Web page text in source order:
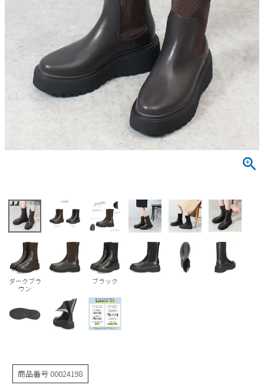
レインシューズ
パンプス
スニーカー
ローファー
カジュアルシューズ
ウェア
Parade
SKECHERS
moz
puma
すべての商品
レインシューズ
スニーカー
ビジネス・ドレスシューズ
ローファー
ワークシューズ
ブーツ
ウェア
SKECHERS
EDWIN
すべての商品
サンダル
レインシューズ
スニーカー
ブーツ
Parade
SKECHERS
new balance
すべての商品
レディース新入荷
メンズ新入荷
SALE
すべての商品
レディースSALE
キッズSALE
バッグ
ボディバッグ
ハンドバッグ
ビジネスバッグ
トートバッグ
財布
雑貨
すべての商品
ケア用品
雑貨
ご利用ガイド
会員サービス
メルマガ購買
ダークブラ
ウン
ブラック
商品番号 00024198